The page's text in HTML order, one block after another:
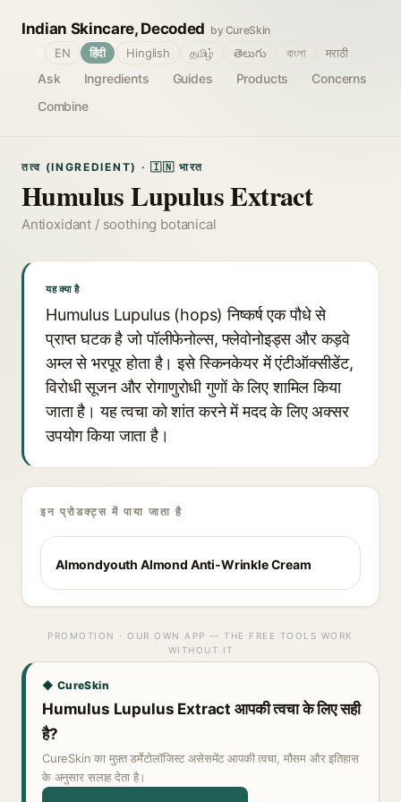
Indian Skincare, Decoded by CureSkin
Ask Ingredients Guides Products
Concerns
Combine
EN हिंदी Hinglish தமிழ் తెలుగు বাংলা मराठी
तत्व (INGREDIENT) · 🇮🇳 भारत
Humulus Lupulus Extract
Antioxidant / soothing botanical
यह क्या है
Humulus Lupulus (hops) निष्कर्ष एक पौधे से
प्राप्त घटक है जो पॉलीफेनोल्स, फ्लेवोनोइड्स और कड़वे
अम्ल से भरपूर होता है। इसे स्किनकेयर में एंटीऑक्सीडेंट,
विरोधी सूजन और रोगाणुरोधी गुणों के लिए शामिल किया
जाता है। यह त्वचा को शांत करने में मदद के लिए अक्सर
उपयोग किया जाता है।
इन प्रोडक्ट्स में पाया जाता है
Almondyouth Almond Anti-Wrinkle Cream
PROMOTION · OUR OWN APP — THE FREE TOOLS WORK
WITHOUT IT
◆ CureSkin
Humulus Lupulus Extract आपकी त्वचा के लिए सही
है?
CureSkin का मुफ़्त डर्मेटोलॉजिस्ट असेसमेंट आपकी त्वचा, मौसम और इतिहास
के अनुसार सलाह देता है।